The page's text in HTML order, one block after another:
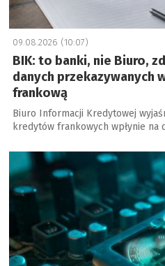
09.08.2026 (10:07)
BIK: to banki, nie Biuro,
danych przekazywanych
frankową
Biuro Informacji Kredytowej
kredytów frankowych wpłynie na
a